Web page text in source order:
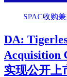
SPAC收购
DA:
Acquisition
实现公开上